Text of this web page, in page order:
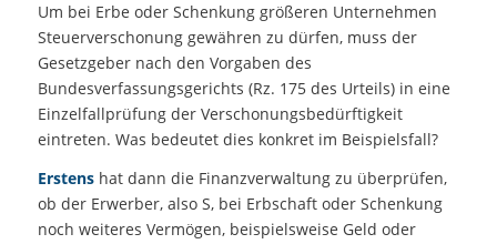
Um bei Erbe oder Schenkung größeren Unternehmen
Steuerverschonung gewähren zu dürfen, muss der
Gesetzgeber nach den Vorgaben des
Bundesverfassungsgerichts (Rz. 175 des Urteils) in eine
Einzelfallprüfung der Verschonungsbedürftigkeit
eintreten. Was bedeutet dies konkret im Beispielsfall?
Erstenshat dann die Finanzverwaltung zu überprüfen,
ob der Erwerber, also S, bei Erbschaft oder Schenkung
noch weiteres Vermögen, beispielsweise Geld oder